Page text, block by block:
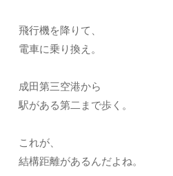
飛行機を降りて、
電車に乗り換え。
成田第三空港から
駅がある第二まで歩く。
これが、
結構距離があるんだよね。